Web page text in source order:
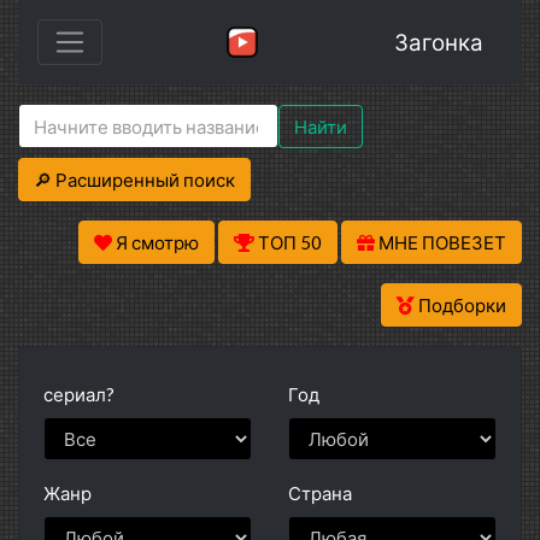
Загонка
Найти
🔎 Расширенный поиск
Я смотрю ТОП 50 МНЕ ПОВЕЗЕТ
Подборки
сериал? Год
Жанр Страна